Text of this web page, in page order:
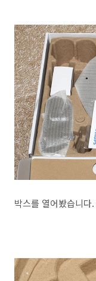
박스를 열어봤습니다